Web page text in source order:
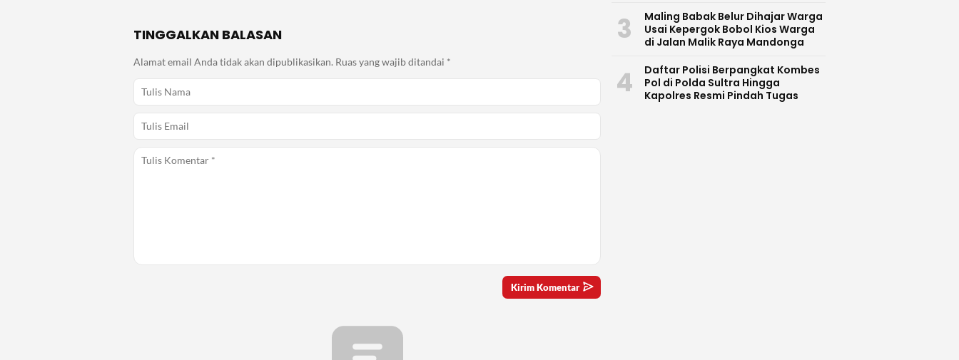
TINGGALKAN BALASAN
Alamat email Anda tidak akan dipublikasikan. Ruas yang wajib ditandai *
3
Maling Babak Belur Dihajar Warga
Usai Kepergok Bobol Kios Warga
di Jalan Malik Raya Mandonga
4
Daftar Polisi Berpangkat Kombes
Pol di Polda Sultra Hingga
Kapolres Resmi Pindah Tugas